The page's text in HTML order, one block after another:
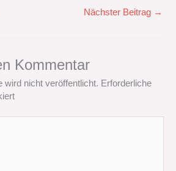
Nächster Beitrag →
Kommentar
wird nicht veröffentlicht. Erforderliche